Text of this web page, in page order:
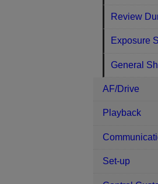
Review
Exposure
General
AF/Drive
Playback
Set-up